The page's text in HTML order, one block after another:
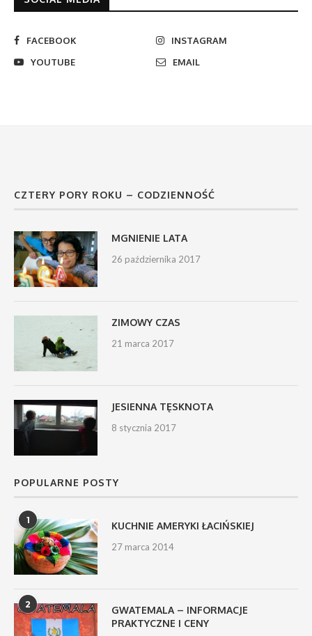
FACEBOOK
INSTAGRAM
YOUTUBE
EMAIL
CZTERY PORY ROKU – CODZIENNOŚĆ
MGNIENIE LATA
26 października 2017
ZIMOWY CZAS
21 marca 2017
JESIENNA TĘSKNOTA
8 stycznia 2017
POPULARNE POSTY
1 KUCHNIE AMERYKI ŁACIŃSKIEJ
27 marca 2014
2
GWATEMALA – INFORMACJE
PRAKTYCZNE I CENY